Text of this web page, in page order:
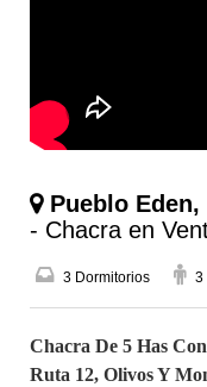
Pueblo Eden,
- Chacra en
3 Dormitorios 3
Chacra De 5 Has
Ruta 12, Olivos Y